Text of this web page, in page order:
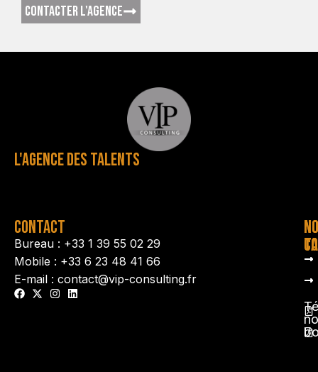
CONTACTER L'AGENCE
L'AGENCE DES TALENTS
CONTACT
Bureau : +33 1 39 55 02 29
Mobile : +33 6 23 48 41 66
E-mail : contact@vip-consulting.fr